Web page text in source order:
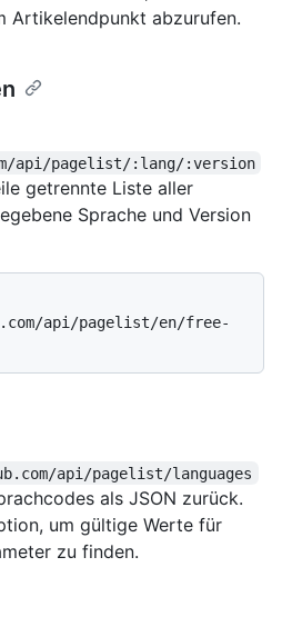
Artikelendpunkt abzurufen.
api/pagelist/:lang/:version
getrennte Liste aller
Sprache und Version
api/pagelist/en/free-
api/pagelist/languages
als JSON zurück.
um gültige Werte für
zu finden.